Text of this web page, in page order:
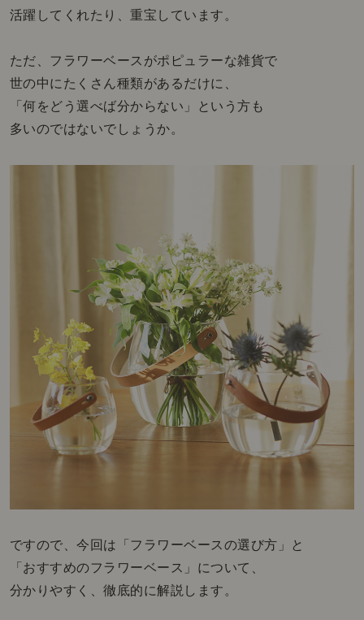
活躍してくれたり、重宝しています。
ただ、フラワーベースがポピュラーな雑貨で
世の中にたくさん種類があるだけに、
「何をどう選べば分からない」という方も
多いのではないでしょうか。
ですので、今回は「フラワーベースの選び方」と
「おすすめのフラワーベース」について、
分かりやすく、徹底的に解説します。